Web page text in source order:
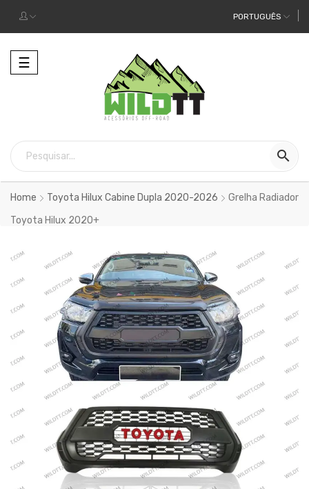
PORTUGUÊS
Alternar
a
☰

Home Toyota Hilux Cabine Dupla 2020-2026
Grelha Radiador
Toyota Hilux 2020+